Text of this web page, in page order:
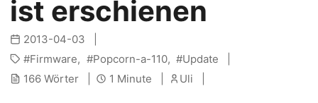
ist erschienen
2013-04-03
Firmware
Popcorn-a-110
Update
166 Wörter
1 Minute Uli